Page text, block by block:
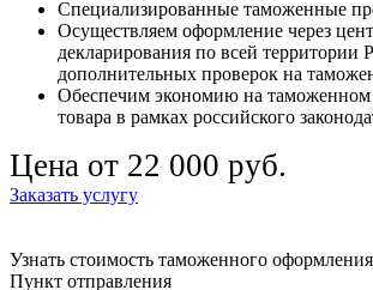
Специализированные таможенные
Осуществляем оформление через
декларирования по всей территории
дополнительных проверок на
Обеспечим экономию на
товара в рамках российского
Цена от 22 000 руб.
Заказать услугу
Узнать стоимость таможенного
Пункт отправления